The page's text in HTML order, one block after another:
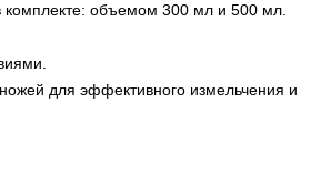
комплекте: объемом 300 мл и 500 мл.
для эффективного измельчения и